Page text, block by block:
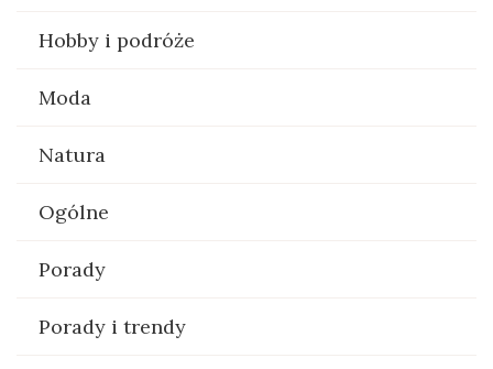
Hobby i podróże
Moda
Natura
Ogólne
Porady
Porady i trendy